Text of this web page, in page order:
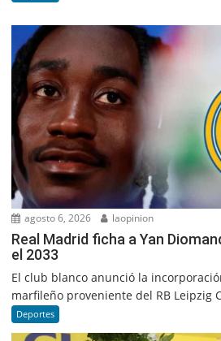
agosto 6, 2026 laopinion
Real Madrid ficha a Yan
el 2033
El club blanco anunció la
marfileño proveniente del RB Leipzig
Deportes